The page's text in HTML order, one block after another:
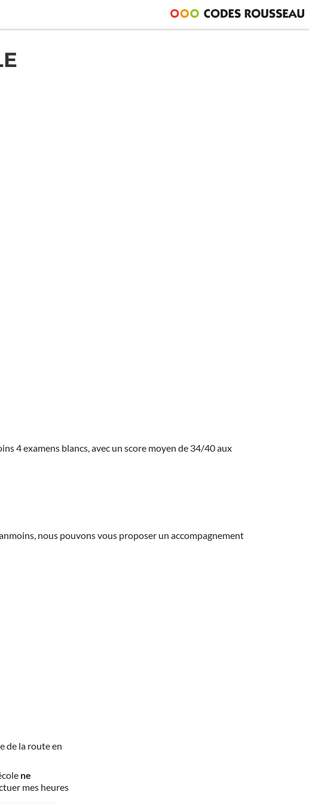
4 examens blancs, avec un score moyen de 34/40 aux
nous pouvons vous proposer un accompagnement
de la route en
ne
mes heures